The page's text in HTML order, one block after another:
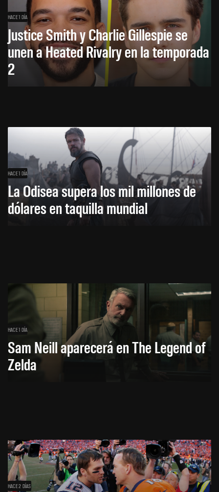
HACE 1 DÍA
Justice Smith y Charlie Gillespie se
unen a Heated Rivalry en la temporada
2
HACE 1 DÍA
La Odisea supera los mil millones de
dólares en taquilla mundial
HACE 1 DÍA
Sam Neill aparecerá en The Legend of
Zelda
HACE 2 DÍAS